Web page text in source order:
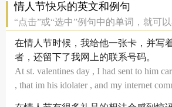
情人节快乐的英文和例句
“点击”或“选中”例句中的单词，就可
在情人节时候，我给他一张卡，并写
者，还留下了我网上的联系号码。
At st. valentines day , I had sent to him
, that im his idolater , and my internet